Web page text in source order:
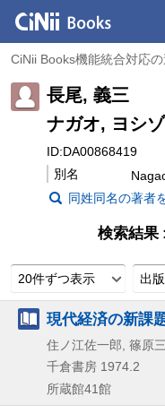
CiNii Books機能統合対応
長尾, 義三
ナガオ, ヨシ
ID:DA00868419
別名
同姓同名の著者
検索結果
20件ずつ表示 出
現代経済の新課
住ノ江佐一郎, 篠原
千倉書房 1974.2
所蔵館41館